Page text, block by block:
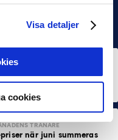
Visa detaljer
cookies
starkaste folkrörelse och
TRÄNARE
när juni summeras